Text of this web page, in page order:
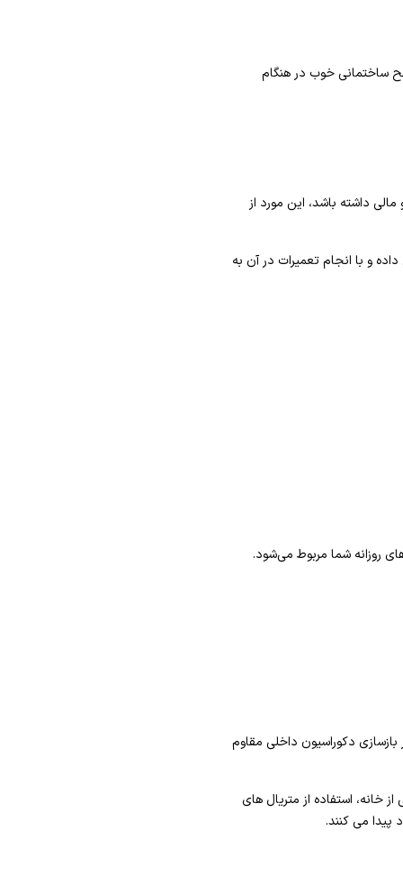
ساختمانی خوب در هنگام
داشته باشد، این مورد از
و با انجام تعمیرات در آن به
روزانه شما مربوط می‌شود.
دکوراسیون داخلی مقاوم
خانه، استفاده از متریال های
می کنند.